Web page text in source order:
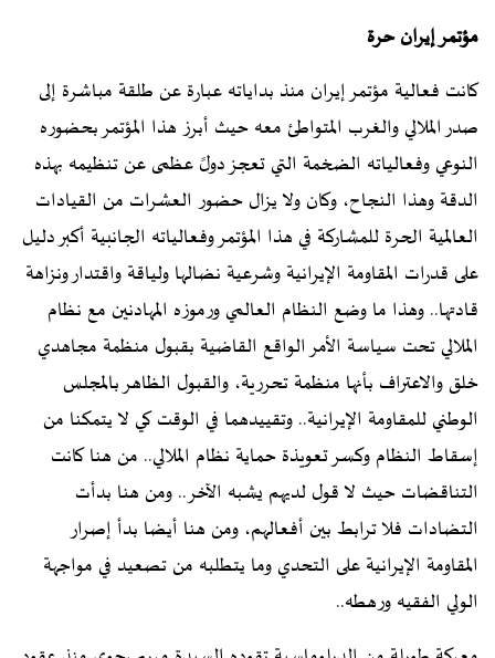
مؤتمر إيران حرة
كانت فعالية مؤتمر إيران منذ بداياته عبارة عن طلقة مباشرة إلى
صدر الملالي والغرب المتواطئ معه حيث أبرز هذا المؤتمر بحضوره
النوعي وفعالياته الضخمة التي تعجز دولً عظمى عن تنظيمه بهذه
الدقة وهذا النجاح، وكان ولا يزال حضور العشرات من القيادات
العالمية الحرة للمشاركة في هذا المؤتمر وفعالياته الجانبية أكبر دليل
على قدرات المقاومة الإيرانية وشرعية نضالها ولياقة واقتدار ونزاهة
قادتها.. وهذا ما وضع النظام العالمي ورموزه المهادنين مع نظام
الملالي تحت سياسة الأمر الواقع القاضية بقبول منظمة مجاهدي
خلق والاعتراف بأنها منظمة تحررية، والقبول الظاهر بالمجلس
الوطني للمقاومة الإيرانية.. وتقييدهما في الوقت كي لا يتمكنا من
إسقاط النظام وكسر تعويذة حماية نظام الملالي.. من هنا كانت
التناقضات حيث لا قول لديهم يشبه الآخر.. ومن هنا بدأت
التضادات فلا ترابط بين أفعالهم، ومن هنا أيضا بدأ إصرار
المقاومة الإيرانية على التحدي وما يتطلبه من تصعيد في مواجهة
الولي الفقيه ورهطه..